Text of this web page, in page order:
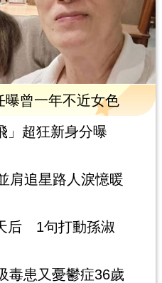
曝曾一年不近女色
」超狂新身分曝
肩追星路人淚憶暖
后 1句打動孫淑
患又憂鬱症36歲